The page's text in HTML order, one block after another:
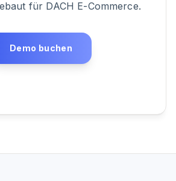
für DACH E-Commerce.
Demo buchen